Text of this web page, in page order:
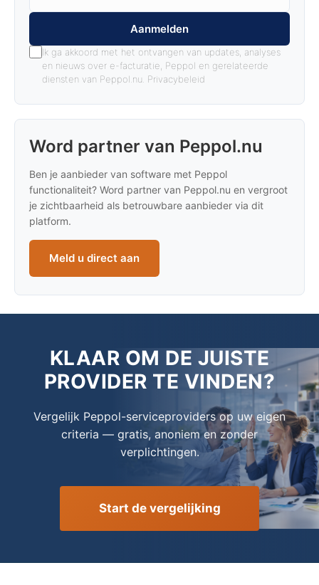
Aanmelden
Ik ga akkoord met het ontvangen van updates, analyses
en nieuws over e-facturatie, Peppol en gerelateerde
diensten van Peppol.nu. Privacybeleid
Word partner van Peppol.nu
Ben je aanbieder van software met Peppol
functionaliteit? Word partner van Peppol.nu en vergroot
je zichtbaarheid als betrouwbare aanbieder via dit
platform.
Meld u direct aan
KLAAR OM DE JUISTE
PROVIDER TE VINDEN?
Vergelijk Peppol-serviceproviders op uw eigen
criteria — gratis, anoniem en zonder
verplichtingen.
Start de vergelijking